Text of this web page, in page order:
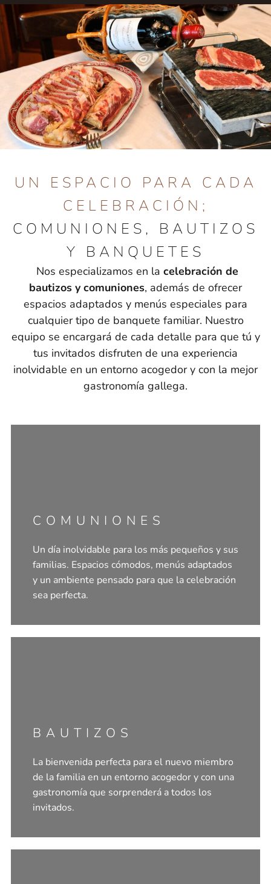
UN ESPACIO PARA CADA
CELEBRACIÓN;
COMUNIONES, BAUTIZOS
Y BANQUETES
Nos especializamos en la celebración de
bautizos y comuniones, además de ofrecer
espacios adaptados y menús especiales para
cualquier tipo de banquete familiar. Nuestro
equipo se encargará de cada detalle para que tú y
tus invitados disfruten de una experiencia
inolvidable en un entorno acogedor y con la mejor
gastronomía gallega.
COMUNIONES
Un día inolvidable para los más pequeños y sus
familias. Espacios cómodos, menús adaptados
y un ambiente pensado para que la celebración
sea perfecta.
BAUTIZOS
La bienvenida perfecta para el nuevo miembro
de la familia en un entorno acogedor y con una
gastronomía que sorprenderá a todos los
invitados.